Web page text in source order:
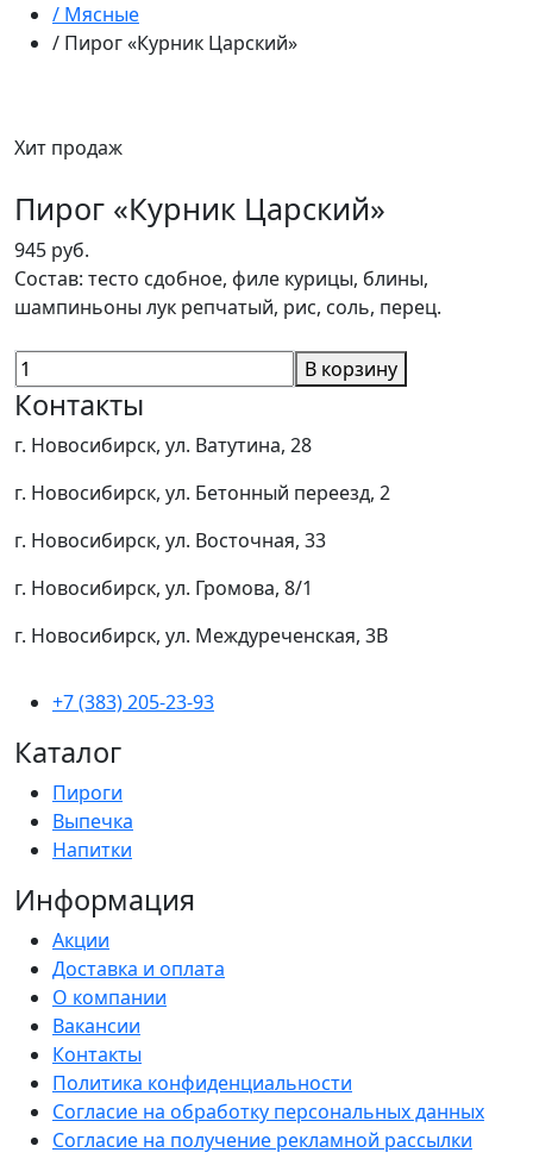
/ Мясные
/ Пирог «Курник Царский»
Хит продаж
Пирог «Курник Царский»
945 руб.
Состав: тесто сдобное, филе курицы, блины,
шампиньоны лук репчатый, рис, соль, перец.
В корзину
Контакты
г. Новосибирск, ул. Ватутина, 28
г. Новосибирск, ул. Бетонный переезд, 2
г. Новосибирск, ул. Восточная, 33
г. Новосибирск, ул. Громова, 8/1
г. Новосибирск, ул. Междуреченская, 3В
+7 (383) 205-23-93
Каталог
Пироги
Выпечка
Напитки
Информация
Акции
Доставка и оплата
О компании
Вакансии
Контакты
Политика конфиденциальности
Согласие на обработку персональных данных
Согласие на получение рекламной рассылки